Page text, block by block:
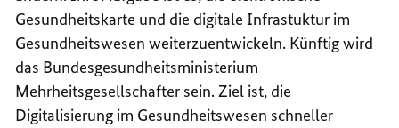
Gesundheitskarte und die digitale Infrastuktur im
Gesundheitswesen weiterzuentwickeln. Künftig wird
das Bundesgesundheitsministerium
Mehrheitsgesellschafter sein. Ziel ist, die
Digitalisierung im Gesundheitswesen schneller